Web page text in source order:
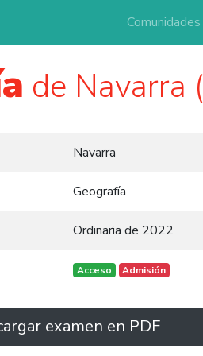
Comunidades
de Navarra
Navarra
Geografía
Ordinaria de 2022
Acceso Admisión
examen en PDF